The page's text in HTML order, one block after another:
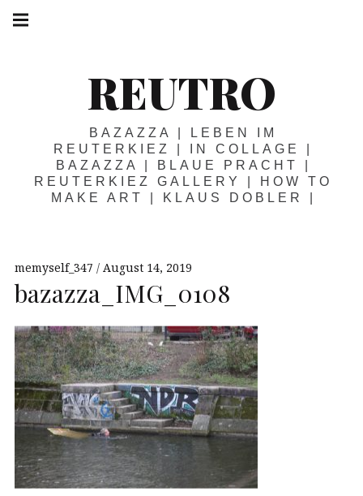
Springe
zum
REUTRO
BAZAZZA | LEBEN IM
REUTERKIEZ | IN COLLAGE |
BAZAZZA | BLAUE PRACHT |
REUTERKIEZ GALLERY | HOW TO
MAKE ART | KLAUS DOBLER |
memyself_347 August 14, 2019
bazazza_IMG_0108